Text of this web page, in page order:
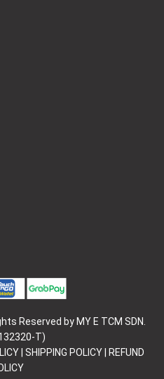
Reserved by MY E TCM SDN.
T)
| SHIPPING POLICY|
REFUND